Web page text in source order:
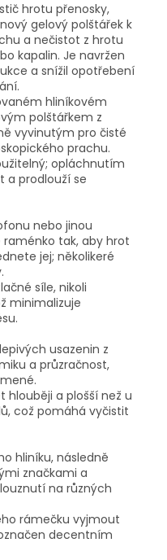
hrotu přenosky,
gelový polštářek k
a nečistot z hrotu
kapalin. Je navržen
a snížil opotřebení
hliníkovém
polštářkem z
vyvinutým pro čisté
prachu.​
opláchnutím
a prodlouží se
nebo jinou
tak, aby hrot
jej; několikeré
síle, nikoli
minimalizuje
usazenin z
a průzračnost,
hlouběji a plošší než u
což pomáhá vyčistit
hliníku, následně
značkami a
na různých
rámečku vyjmout
decentním